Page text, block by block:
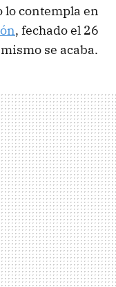
lo contempla en
, fechado el 26
se acaba.